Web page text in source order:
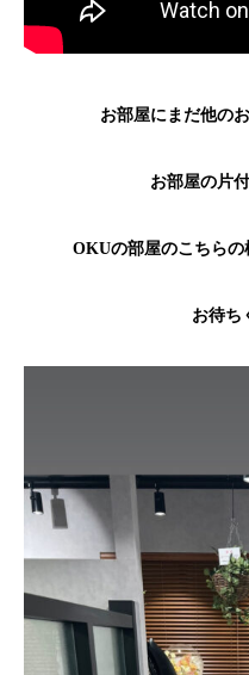
お部屋にまだ他の
お部屋の片
OKUの部屋のこちら
お待ち